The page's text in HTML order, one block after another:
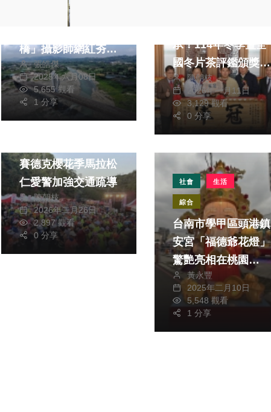
東勢石岡最新打卡景
點！ 「鯉魚脊背
橋」攝影師網紅夯拍
照 張皓傑
2025年六月08日
5,655 觀看
1 分享
承！114年冬季暨全
國冬片茶評鑑頒獎典
禮 三光國中絲竹悠
揚揭序幕 特等茶王
開罐飄香李氏家園
陳朝枝
2026年一月11日
3,129 觀看
0 分享
賽德克櫻花季馬拉松
仁愛警加強交通疏導
陳朝枝
2026年二月26日
2,897 觀看
0 分享
社會 生活
綜合
台南市學甲區頭港鎮
安宮「福德爺花燈」
驚艷亮相在桃園
2025台灣燈會！，
黃永豐
2025年二月10日
5,548 觀看
1 分享